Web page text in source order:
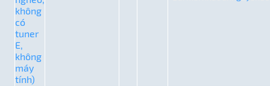
không
có
tuner
E,
không
máy
tính)